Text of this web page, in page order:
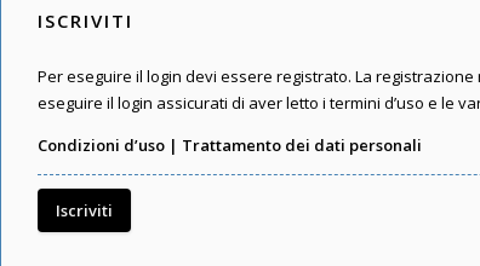
ISCRIVITI
Per eseguire il login devi essere registrato. La
eseguire il login assicurati di aver letto i termini d’uso e le
Condizioni d’uso | Trattamento dei dati personali
Iscriviti